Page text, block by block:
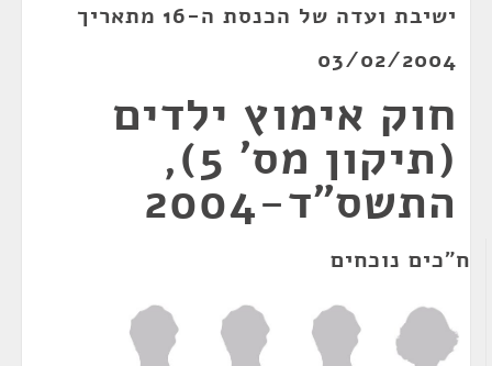
ישיבת ועדה של הכנסת ה-16 מתאריך
03/02/2004
חוק אימוץ ילדים
(תיקון מס' 5),
התשס"ד-2004
ח"כים נוכחים